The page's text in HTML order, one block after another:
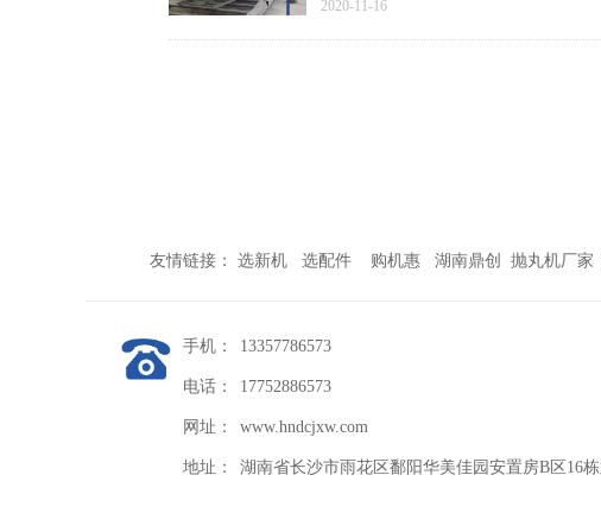
2020-11-16
手机： 13357786573
电话： 17752886573
网址： www.hndcjxw.com
地址： 湖南省长沙市雨花区鄱阳华美佳园安置房B区16
友情链接： 选新机 选配件 购机惠 湖南鼎创 抛丸机厂